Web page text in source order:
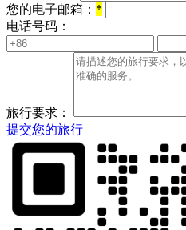
您的电子邮箱： *
电话号码：
旅行要求：
提交您的旅行